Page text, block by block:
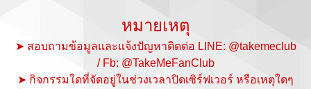
หมายเหตุ
➤ สอบถามข้อมูลและแจ้งปัญหาติดต่อ LINE: @takemeclub
/ Fb: @TakeMeFanClub
➤ กิจกรรมใดที่จัดอยู่ในช่วงเวลาปิดเซิร์ฟเวอร์ หรือเหตุใดๆ